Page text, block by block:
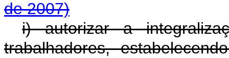
de 2007)
i) autorizar a
trabalhadores,